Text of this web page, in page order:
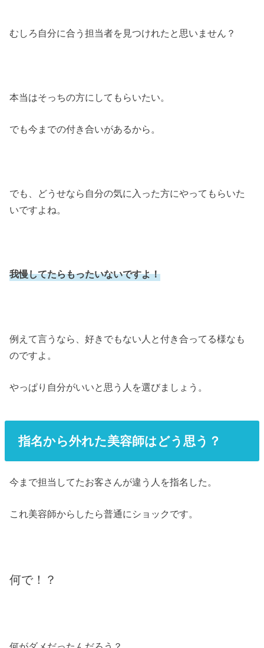
むしろ自分に合う担当者を見つけれたと思いません？
本当はそっちの方にしてもらいたい。
でも今までの付き合いがあるから。
でも、どうせなら自分の気に入った方にやってもらいた
いですよね。
我慢してたらもったいないですよ！
例えて言うなら、好きでもない人と付き合ってる様なも
のですよ。
やっぱり自分がいいと思う人を選びましょう。
指名から外れた美容師はどう思う？
今まで担当してたお客さんが違う人を指名した。
これ美容師からしたら普通にショックです。
何で！？